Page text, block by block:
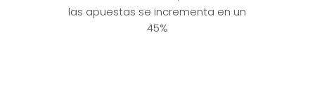
las apuestas se incrementa en un
45%